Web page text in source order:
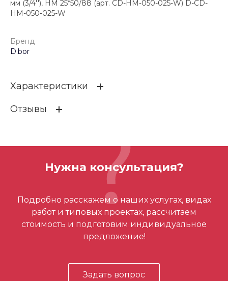
мм (3/4''), HM 25*50/88 (арт. CD-HM-050-025-W) D-CD-
HM-050-025-W
Бренд
D.bor
Характеристики
Бренд
Отзывы
Отзывов ещё нет – ваш может стать
первым
Нужна консультация?
Подробно расскажем о наших услугах, видах
работ и типовых проектах, рассчитаем
стоимость и подготовим индивидуальное
предложение!
Задать вопрос